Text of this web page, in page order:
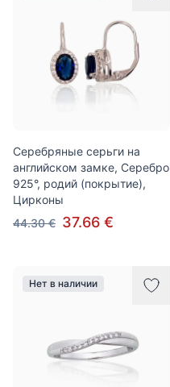
Серебряные серьги на
английском замке, Серебро
925°, родий (покрытие),
Цирконы
44.30 € 37.66 €
Нет в наличии